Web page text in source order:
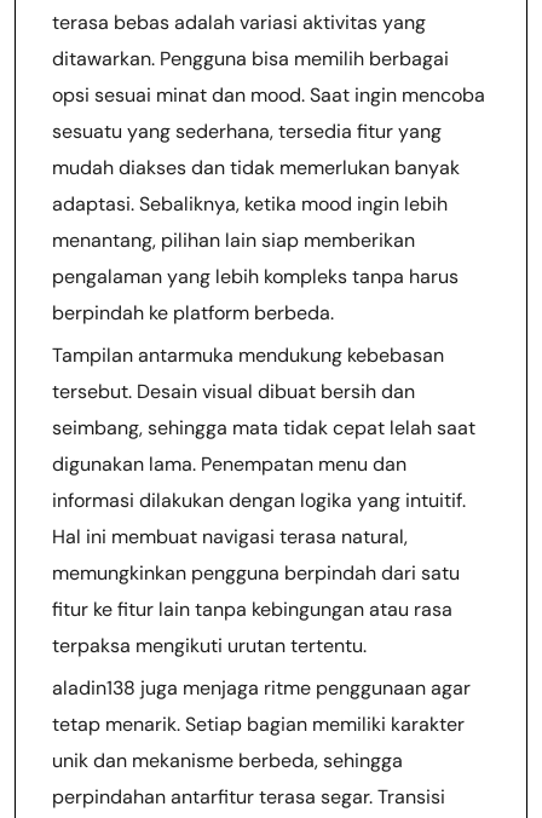
terasa bebas adalah variasi aktivitas yang
ditawarkan. Pengguna bisa memilih berbagai
opsi sesuai minat dan mood. Saat ingin mencoba
sesuatu yang sederhana, tersedia fitur yang
mudah diakses dan tidak memerlukan banyak
adaptasi. Sebaliknya, ketika mood ingin lebih
menantang, pilihan lain siap memberikan
pengalaman yang lebih kompleks tanpa harus
berpindah ke platform berbeda.
Tampilan antarmuka mendukung kebebasan
tersebut. Desain visual dibuat bersih dan
seimbang, sehingga mata tidak cepat lelah saat
digunakan lama. Penempatan menu dan
informasi dilakukan dengan logika yang intuitif.
Hal ini membuat navigasi terasa natural,
memungkinkan pengguna berpindah dari satu
fitur ke fitur lain tanpa kebingungan atau rasa
terpaksa mengikuti urutan tertentu.
aladin138 juga menjaga ritme penggunaan agar
tetap menarik. Setiap bagian memiliki karakter
unik dan mekanisme berbeda, sehingga
perpindahan antarfitur terasa segar. Transisi